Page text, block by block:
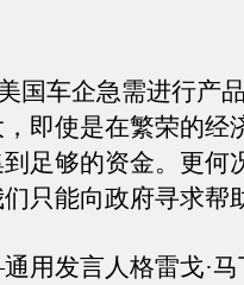
车企急需进行产品
即使是在繁荣的经
足够的资金。更何
只能向政府寻求帮
言人格雷戈·马